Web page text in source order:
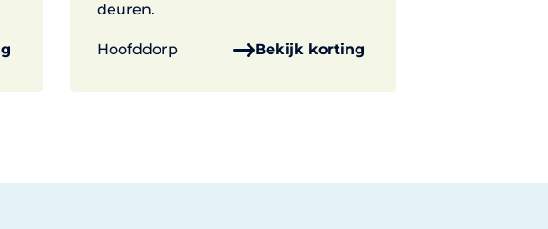
deuren.
Hoofddorp Bekijk korting